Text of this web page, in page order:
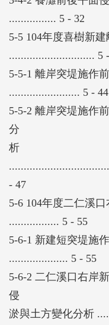
................ 5 - 32
5-5 104年度喜樹新
............................. 5
5-5-1 離岸突堤施作
........................ 5 - 44
5-5-2 離岸突堤施作
分
析
- 47
5-6 104年度二仁溪
................. 5 - 55
5-6-1 新建短突堤施
.................... 5 - 55
5-6-2 二仁溪口右岸
侵
淤與土方變化分析